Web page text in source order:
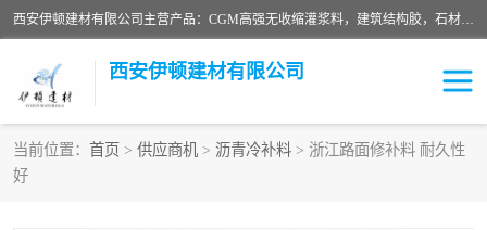
西安伊顿建材有限公司主营产品：CGM高强无收缩灌浆料，建筑结构胶，石材粘合剂，柔性防水材料，环氧修补砂浆等在各个行业得到了客户认可。
西安伊顿建材有限公司
当前位置： 首页 > 供应商机 > 沥青冷补料 > 浙江路面修补料 耐久性
好